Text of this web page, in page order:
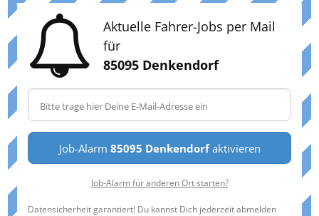
Aktuelle Fahrer-Jobs per Mail
für
85095 Denkendorf
Job-Alarm 85095 Denkendorfaktivieren
Job-Alarm für anderen Ort starten?
Datensicherheit garantiert! Du kannst Dich jederzeit abmelden